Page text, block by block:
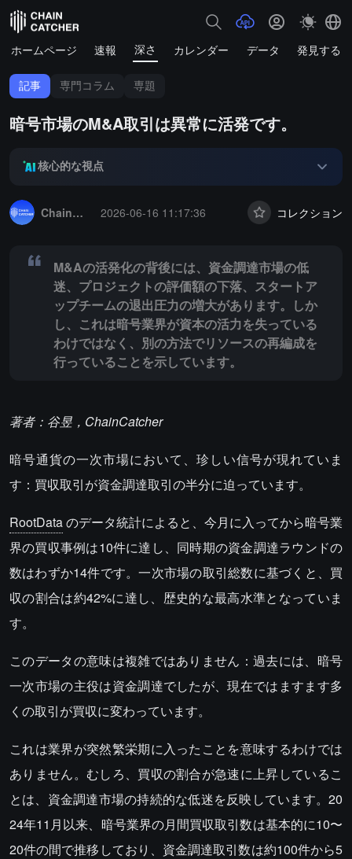
ホームページ 速報 深さ カレンダー データ 発見する
記事 専門コラム 専題
暗号市場のM&A取引は異常に活発です。
核心的な視点
ChainCatcher セレクション
2026-06-16 11:17:36 コレクション
M&Aの活発化の背後には、資金調達市場の低
迷、プロジェクトの評価額の下落、スタートア
ップチームの退出圧力の増大があります。しか
し、これは暗号業界が資本の活力を失っている
わけではなく、別の方法でリソースの再編成を
行っていることを示しています。
著者：谷昱，ChainCatcher
暗号通貨の一次市場において、珍しい信号が現れていま
す：買収取引が資金調達取引の半分に迫っています。
RootDataのデータ統計によると、今月に入ってから暗号業
界の買収事例は10件に達し、同時期の資金調達ラウンドの
数はわずか14件です。一次市場の取引総数に基づくと、買
収の割合は約42%に達し、歴史的な最高水準となっていま
す。
このデータの意味は複雑ではありません：過去には、暗号
一次市場の主役は資金調達でしたが、現在ではますます多
くの取引が買収に変わっています。
これは業界が突然繁栄期に入ったことを意味するわけでは
ありません。むしろ、買収の割合が急速に上昇しているこ
とは、資金調達市場の持続的な低迷を反映しています。20
24年11月以来、暗号業界の月間買収取引数は基本的に10〜
20件の間で推移しており、資金調達取引数は約100件から5